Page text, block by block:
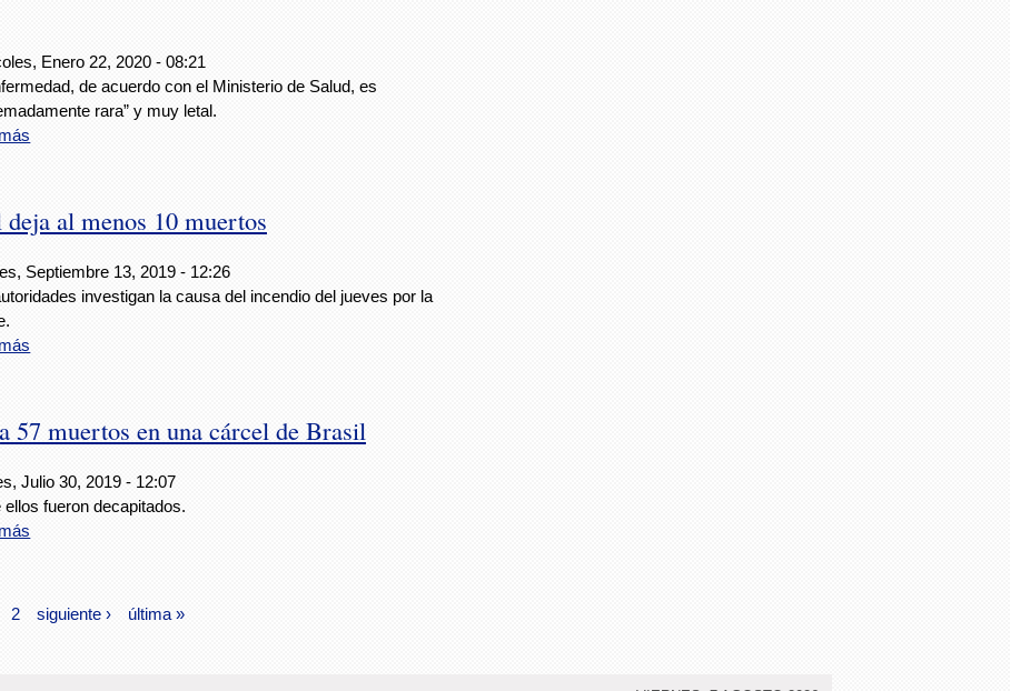
Enero 22, 2020 - 08:21
de acuerdo con el Ministerio de Salud, es
rara” y muy letal.
al menos 10 muertos
Septiembre 13, 2019 - 12:26
investigan la causa del incendio del jueves por la
57 muertos en una cárcel de Brasil
Julio 30, 2019 - 12:07
ellos fueron decapitados.
2 siguiente › última »